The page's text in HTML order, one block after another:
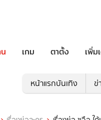
เกม ตาตั้ง เพิ่ม
หน้าแรกบันเทิง ข่